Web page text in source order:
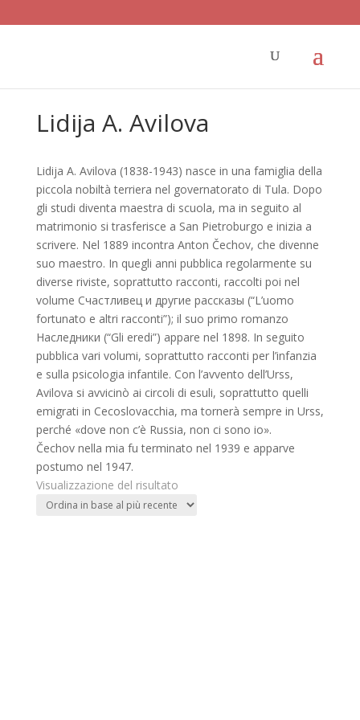
Lidija A. Avilova
Lidija A. Avilova (1838-1943) nasce in una famiglia della
piccola nobiltà terriera nel governatorato di Tula. Dopo
gli studi diventa maestra di scuola, ma in seguito al
matrimonio si trasferisce a San Pietroburgo e inizia a
scrivere. Nel 1889 incontra Anton Čechov, che divenne
suo mae­stro. In quegli anni pubblica regolarmente su
diverse riviste, soprattutto racconti, raccolti poi nel
volume Счастливец и другие рассказы (“L’uomo
fortunato e altri racconti”); il suo primo romanzo
Наследники (“Gli eredi”) appare nel 1898. In seguito
pubblica vari volumi, soprattutto racconti per l’infanzia
e sulla psicologia infantile. Con l’avvento dell’Urss,
Avilova si avvicinò ai circoli di esuli, soprattutto quelli
emigrati in Cecoslovacchia, ma tornerà sempre in Urss,
perché «dove non c’è Russia, non ci sono io».
Čechov nella mia fu terminato nel 1939 e apparve
postumo nel 1947.
Visualizzazione del risultato